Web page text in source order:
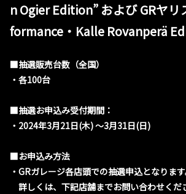
n Ogier Edition” および GRヤリ
formance・Kalle Rovanperä
■抽選販売台数（全国）
・各100台
■抽選お申込み受付期間：
・2024年3月21日(木) ～3月31日(日)
■お申込み方法
・GRガレージ各店頭での抽選申込となります
詳しくは、下記店舗までお問い合わせくだ